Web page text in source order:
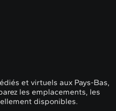
et virtuels aux Pays-Bas,
les emplacements, les
disponibles.